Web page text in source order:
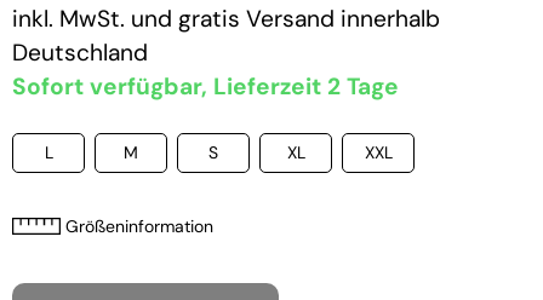
inkl. MwSt. und gratis Versand innerhalb
Deutschland
Sofort verfügbar, Lieferzeit 2 Tage
L M S XL XXL
Größeninformation